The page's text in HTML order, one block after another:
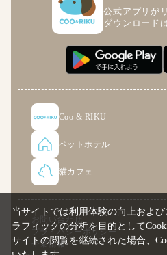
公式アプリが
ダウンロード
Coo & RIKU
ペットホテル
猫カフェ
お問い合わせ
プライバシーポリシー
企業情報
当サイトでは利用体験の向上およ
ラフィックの分析を目的として
サイトの閲覧を継続された場合、